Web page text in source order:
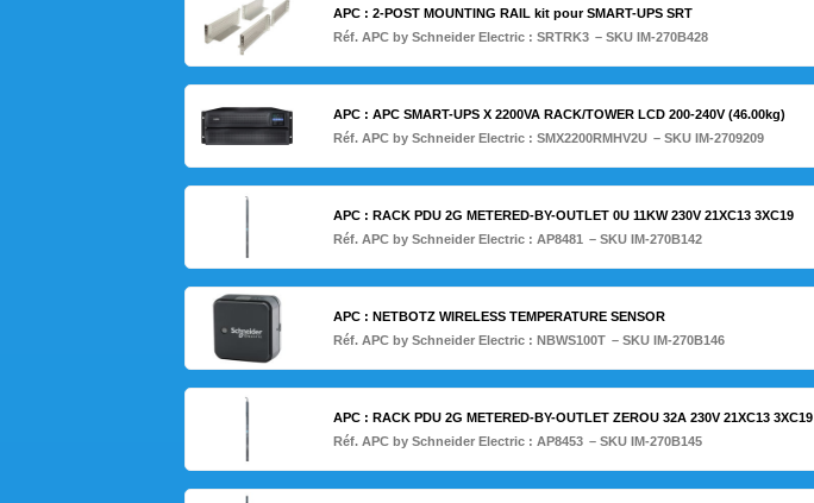
APC : 2-POST MOUNTING RAIL kit pour SMART-UPS SRT
Réf. APC by Schneider Electric : SRTRK3 – SKU IM-270B428
APC : APC SMART-UPS X 2200VA RACK/TOWER LCD 200-240V (46.00kg)
Réf. APC by Schneider Electric : SMX2200RMHV2U – SKU IM-2709209
APC : RACK PDU 2G METERED-BY-OUTLET 0U 11KW 230V 21XC13 3XC19
Réf. APC by Schneider Electric : AP8481 – SKU IM-270B142
APC : NETBOTZ WIRELESS TEMPERATURE SENSOR
Réf. APC by Schneider Electric : NBWS100T – SKU IM-270B146
APC : RACK PDU 2G METERED-BY-OUTLET ZEROU 32A 230V 21XC13 3XC19
Réf. APC by Schneider Electric : AP8453 – SKU IM-270B145